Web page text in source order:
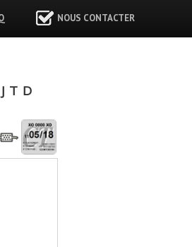
NOUS CONTACTER